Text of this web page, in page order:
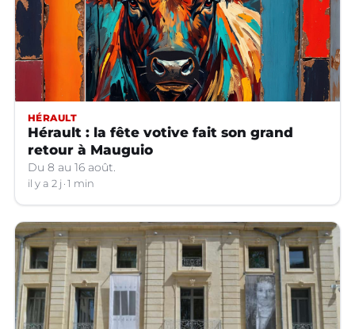
HÉRAULT
Hérault : la fête votive fait son grand
retour à Mauguio
Du 8 au 16 août.
il y a 2 j 1 min